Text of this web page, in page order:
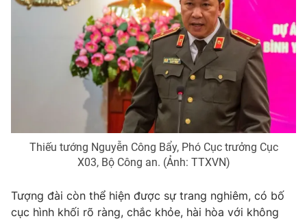
® Cấm sao chép dưới mọi hình thức nếu không có sự chấp
thuận bằng văn bản. Ghi rõ nguồn VTV.vn khi phát hành lại
Thiếu tướng Nguyễn Công Bẩy, Phó Cục trưởng Cục
X03, Bộ Công an. (Ảnh: TTXVN)
Tượng đài còn thể hiện được sự trang nghiêm, có bố
cục hình khối rõ ràng, chắc khỏe, hài hòa với không